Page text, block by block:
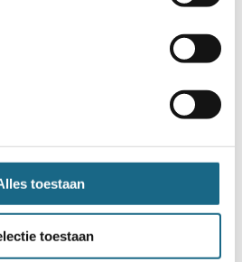
toestaan
toestaan